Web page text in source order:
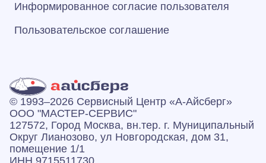
Информированное согласие пользователя
Пользовательское соглашение
© 1993–2026 Сервисный Центр «А‑Айсберг»
ООО "МАСТЕР-СЕРВИС"
127572, Город Москва, вн.тер. г. Муниципальный
Округ Лианозово, ул Новгородская, дом 31,
помещение 1/1
ИНН 9715511730